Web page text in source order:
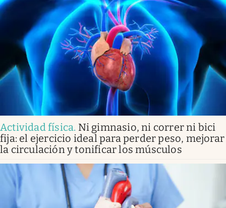
Actividad física. Ni gimnasio, ni correr ni bici
fija: el ejercicio ideal para perder peso, mejorar
la circulación y tonificar los músculos